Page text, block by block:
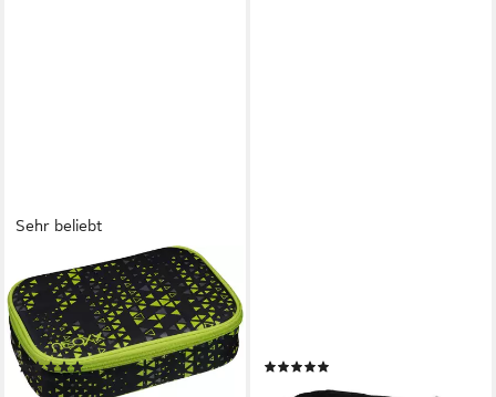
Sehr beliebt
NEOXX
Schreibgeräteetui
Schlamperbox, Dunk, teilweise
aus recyceltem Material
(55)
ab 20,12 € UVP 24,95 € ab 29,99 €